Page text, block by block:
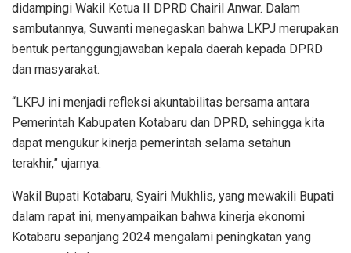
didampingi Wakil Ketua II DPRD Chairil Anwar. Dalam
sambutannya, Suwanti menegaskan bahwa LKPJ merupakan
bentuk pertanggungjawaban kepala daerah kepada DPRD
dan masyarakat.
“LKPJ ini menjadi refleksi akuntabilitas bersama antara
Pemerintah Kabupaten Kotabaru dan DPRD, sehingga kita
dapat mengukur kinerja pemerintah selama setahun
terakhir,” ujarnya.
Wakil Bupati Kotabaru, Syairi Mukhlis, yang mewakili Bupati
dalam rapat ini, menyampaikan bahwa kinerja ekonomi
Kotabaru sepanjang 2024 mengalami peningkatan yang